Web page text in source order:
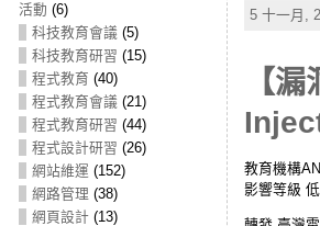
活動 (6)
科技教育會議 (5)
科技教育研習 (15)
程式教育 (40)
程式教育會議 (21)
程式教育研習 (44)
程式設計研習 (26)
網站維運 (152)
網路管理 (38)
網頁設計(13)
5 十一月,
【
教育機構
影響等級